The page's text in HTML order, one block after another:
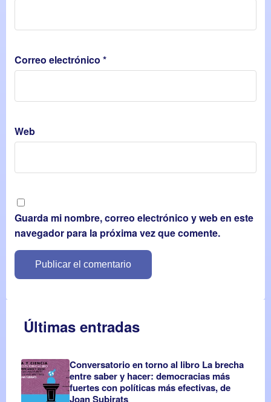
Correo electrónico *
Web
Guarda mi nombre, correo electrónico y web en este
navegador para la próxima vez que comente.
Últimas entradas
Conversatorio en torno al libro La brecha
entre saber y hacer: democracias más
fuertes con políticas más efectivas, de
Joan Subirats